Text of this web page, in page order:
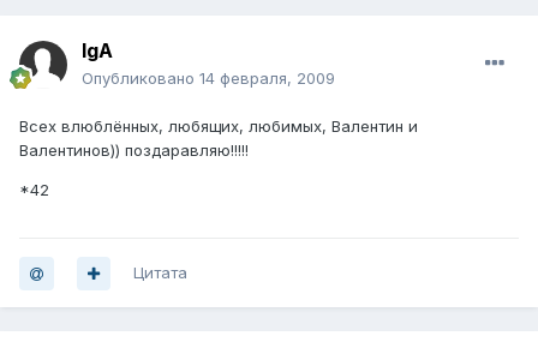
IgA
Опубликовано 14 февраля, 2009
Всех влюблённых, любящих, любимых, Валентин и
Валентинов)) поздаравляю!!!!!
*42
Цитата